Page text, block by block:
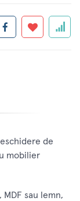
de
mobilier
sau lemn,